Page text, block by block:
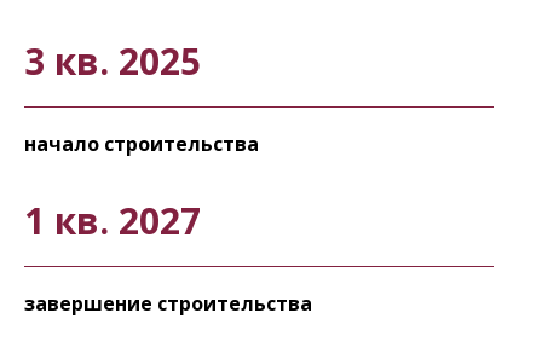
3 кв. 2025
начало строительства
1 кв. 2027
завершение строительства